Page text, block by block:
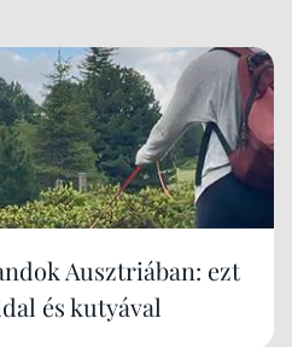
Ausztriában: ezt
és kutyával